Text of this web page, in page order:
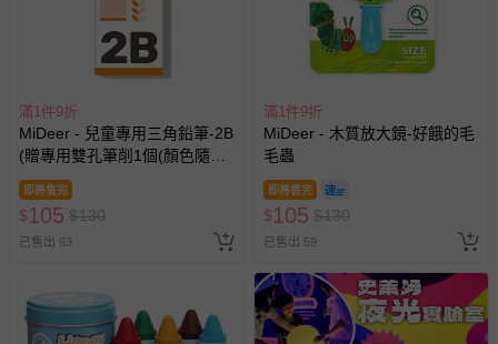
滿1件9折
MiDeer - 兒童專用三角鉛筆-2B
(贈專用雙孔筆削1個(顏色隨
機))
即將售完
$105 $130
已售出 63
滿1件9折
MiDeer - 木質放大鏡-好餓的毛
毛蟲
即將售完
$105 $130
已售出 59